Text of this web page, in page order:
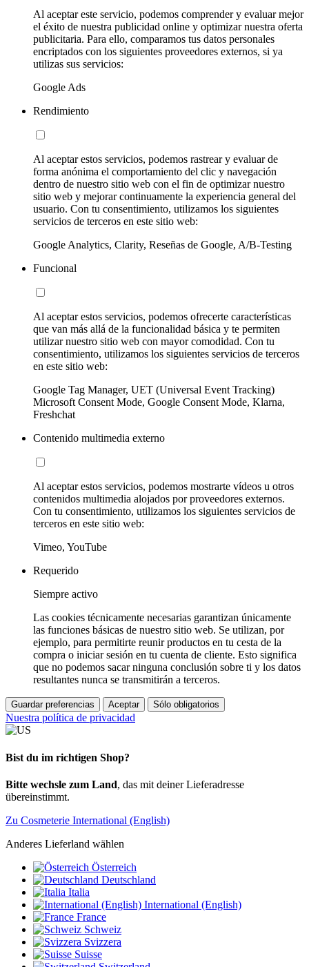
Al aceptar este servicio, podemos comprender y evaluar mejor
el éxito de nuestra publicidad online y optimizar nuestra oferta
publicitaria. Para ello, comparamos tus datos personales
encriptados con los siguientes proveedores externos, si ya
utilizas sus servicios:
Google Ads
Rendimiento
Al aceptar estos servicios, podemos rastrear y evaluar de
forma anónima el comportamiento del clic y navegación
dentro de nuestro sitio web con el fin de optimizar nuestro
sitio web y mejorar continuamente la experiencia general del
usuario. Con tu consentimiento, utilizamos los siguientes
servicios de terceros en este sitio web:
Google Analytics, Clarity, Reseñas de Google, A/B-Testing
Funcional
Al aceptar estos servicios, podemos ofrecerte características
que van más allá de la funcionalidad básica y te permiten
utilizar nuestro sitio web con mayor comodidad. Con tu
consentimiento, utilizamos los siguientes servicios de terceros
en este sitio web:
Google Tag Manager, UET (Universal Event Tracking)
Microsoft Consent Mode, Google Consent Mode, Klarna,
Freshchat
Contenido multimedia externo
Al aceptar estos servicios, podemos mostrarte vídeos u otros
contenidos multimedia alojados por proveedores externos.
Con tu consentimiento, utilizamos los siguientes servicios de
terceros en este sitio web:
Vimeo, YouTube
Requerido
Siempre activo
Las cookies técnicamente necesarias garantizan únicamente
las funciones básicas de nuestro sitio web. Se utilizan, por
ejemplo, para permitirte reunir productos en tu cesta de la
compra o iniciar sesión en tu cuenta de cliente. Esto significa
que no podemos sacar ninguna conclusión sobre ti y los datos
resultantes nunca se transmitirán a terceros.
Guardar preferencias Aceptar Sólo obligatorios
Nuestra política de privacidad
Bist du im richtigen Shop?
Bitte wechsle zum Land, das mit deiner Lieferadresse
übereinstimmt.
Zu Cosmeterie International (English)
Anderes Lieferland wählen
Österreich
Deutschland
Italia
International (English)
France
Schweiz
Svizzera
Suisse